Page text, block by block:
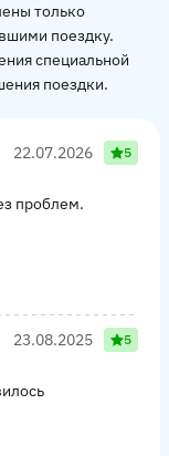
только
поездку.
специальной
поездки.
22.07.2026 5
проблем.
23.08.2025 5